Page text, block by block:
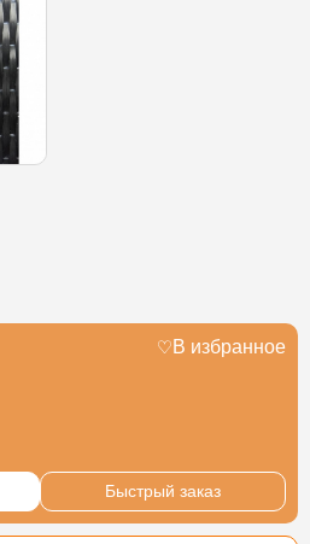
В избранное
Быстрый заказ